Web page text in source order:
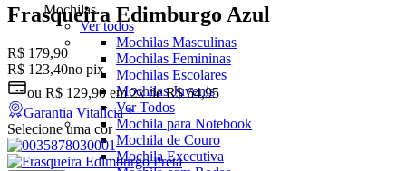
Mochilas
Ver todos
Mochilas Masculinas
Mochilas Femininas
Mochilas Escolares
Mochilas Juvenis
Ver Todos
Mochila para Notebook
Mochila de Couro
Mochila Executiva
Frasqueira Edimburgo Azul
R$ 179,90
R$ 123,40no pix
ou R$ 129,90 em2x de R$ 64,95
Garantia Vitalícia *
Selecione uma cor